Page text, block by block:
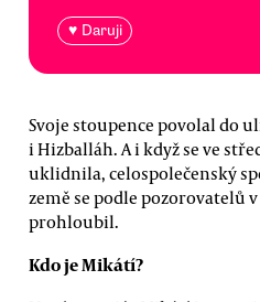
♥ Daruji
Svoje stoupence povolal do
i Hizballáh. A i když se ve
uklidnila, celospolečenský
země se podle pozorovatelů
prohloubil.
Kdo je Mikátí?